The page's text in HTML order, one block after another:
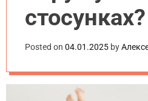
впливає на
Posted on 04.01.2025 by